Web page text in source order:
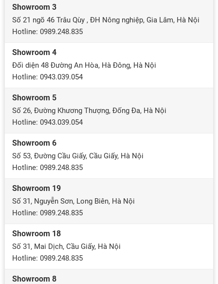
Showroom 3
Số 21 ngõ 46 Trâu Qùy , ĐH Nông nghiệp, Gia Lâm, Hà Nội
Hotline: 0989.248.835
Showroom 4
Đối diện 48 Đường An Hòa, Hà Đông, Hà Nội
Hotline: 0943.039.054
Showroom 5
Số 26, Đường Khương Thượng, Đống Đa, Hà Nội
Hotline: 0943.039.054
Showroom 6
Số 53, Đường Cầu Giấy, Cầu Giấy, Hà Nội
Hotline: 0989.248.835
Showroom 19
Số 31, Nguyễn Sơn, Long Biên, Hà Nội
Hotline: 0989.248.835
Showroom 18
Số 31, Mai Dịch, Cầu Giấy, Hà Nội
Hotline: 0989.248.835
Showroom 8